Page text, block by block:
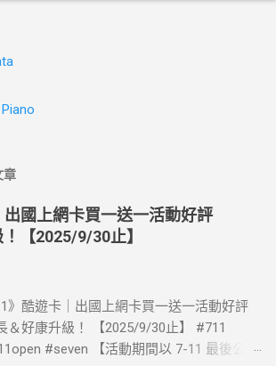
章
國上網卡買一送一活動好評
【2025/9/30止】
》酷遊卡｜出國上網卡買一送一活動好評
＆好康升級！ 【2025/9/30止】 #711
#seven 【活動期間以 7-11 最後公告